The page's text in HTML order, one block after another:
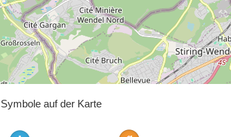
Symbole auf der Karte